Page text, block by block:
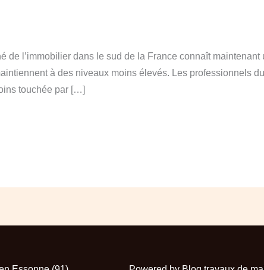
de l’immobilier dans le sud de la France connaît
à des niveaux moins élevés. Les professionnels
touchée par […]